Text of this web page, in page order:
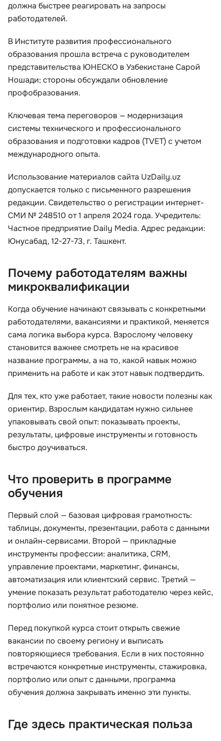
должна быстрее реагировать на запросы
работодателей.
В Институте развития профессионального
образования прошла встреча с руководителем
представительства ЮНЕСКО в Узбекистане Сарой
Ношади; стороны обсуждали обновление
профобразования.
Ключевая тема переговоров — модернизация
системы технического и профессионального
образования и подготовки кадров (TVET) с учетом
международного опыта.
Использование материалов сайта UzDaily.uz
допускается только с письменного разрешения
редакции. Свидетельство о регистрации интернет-
СМИ № 248510 от 1 апреля 2024 года. Учредитель:
Частное предприятие Daily Media. Адрес редакции:
Юнусабад, 12-27-73, г. Ташкент.
Почему работодателям важны
микроквалификации
Когда обучение начинают связывать с конкретными
работодателями, вакансиями и практикой, меняется
сама логика выбора курса. Взрослому человеку
становится важнее смотреть не на красивое
название программы, а на то, какой навык можно
применить на работе и как этот навык подтвердить.
Для тех, кто уже работает, такие новости полезны как
ориентир. Взрослым кандидатам нужно сильнее
упаковывать свой опыт: показывать проекты,
результаты, цифровые инструменты и готовность
быстро доучиваться.
Что проверить в программе
обучения
Первый слой — базовая цифровая грамотность:
таблицы, документы, презентации, работа с данными
и онлайн-сервисами. Второй — прикладные
инструменты профессии: аналитика, CRM,
управление проектами, маркетинг, финансы,
автоматизация или клиентский сервис. Третий —
умение показать результат работодателю через кейс,
портфолио или понятное резюме.
Перед покупкой курса стоит открыть свежие
вакансии по своему региону и выписать
повторяющиеся требования. Если в них постоянно
встречаются конкретные инструменты, стажировка,
портфолио или опыт с данными, программа
обучения должна закрывать именно эти пункты.
Где здесь практическая польза